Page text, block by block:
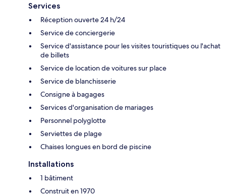
Services
Réception ouverte 24 h/24
Service de conciergerie
Service d'assistance pour les visites touristiques ou l'achat
de billets
Service de location de voitures sur place
Service de blanchisserie
Consigne à bagages
Services d'organisation de mariages
Personnel polyglotte
Serviettes de plage
Chaises longues en bord de piscine
Installations
1 bâtiment
Construit en 1970